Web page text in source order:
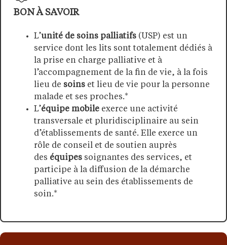
BON À SAVOIR
L’unité de soins palliatifs (USP) est un
service dont les lits sont totalement dédiés à
la prise en charge palliative et à
l’accompagnement de la fin de vie, à la fois
lieu de soins et lieu de vie pour la personne
malade et ses proches.*
L’équipe mobile exerce une activité
transversale et pluridisciplinaire au sein
d’établissements de santé. Elle exerce un
rôle de conseil et de soutien auprès
des équipes soignantes des services, et
participe à la diffusion de la démarche
palliative au sein des établissements de
soin.*